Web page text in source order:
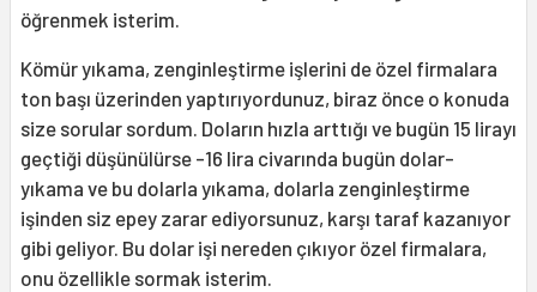
öğrenmek isterim.
Kömür yıkama, zenginleştirme işlerini de özel firmalara
ton başı üzerinden yaptırıyordunuz, biraz önce o konuda
size sorular sordum. Doların hızla arttığı ve bugün 15 lirayı
geçtiği düşünülürse -16 lira civarında bugün dolar-
yıkama ve bu dolarla yıkama, dolarla zenginleştirme
işinden siz epey zarar ediyorsunuz, karşı taraf kazanıyor
gibi geliyor. Bu dolar işi nereden çıkıyor özel firmalara,
onu özellikle sormak isterim.